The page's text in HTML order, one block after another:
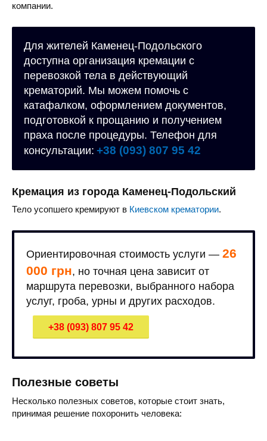
компании.
Для жителей Каменец-Подольского
доступна организация кремации с
перевозкой тела в действующий
крематорий. Мы можем помочь с
катафалком, оформлением документов,
подготовкой к прощанию и получением
праха после процедуры. Телефон для
консультации: +38 (093) 807 95 42
Кремация из города Каменец-Подольский
Тело усопшего кремируют в Киевском крематории.
Ориентировочная стоимость услуги — 26
000 грн, но точная цена зависит от
маршрута перевозки, выбранного набора
услуг, гроба, урны и других расходов.
+38 (093) 807 95 42
Полезные советы
Несколько полезных советов, которые стоит знать,
принимая решение похоронить человека: